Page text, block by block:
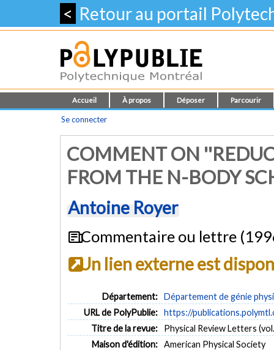
< Retour au portail
Accueil À propos Déposer Parcourir
Se connecter
COMMENT ON
FROM THE N-BODY
Antoine Royer
Commentaire ou lettre
Un lien externe est
Département: Département de génie
URL de PolyPublie: https://
Titre de la revue:
Physical Review Letters
Maison d'édition: American Physical Society